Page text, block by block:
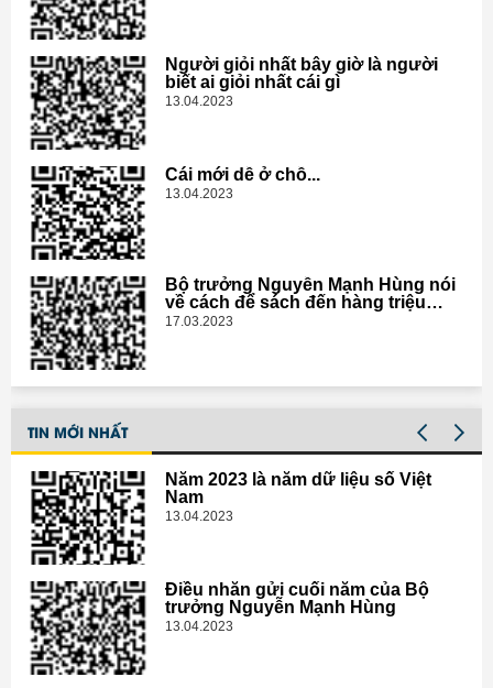
Người giỏi nhất bây giờ là người
biết ai giỏi nhất cái gì
13.04.2023
Cái mới dễ ở chỗ...
13.04.2023
Bộ trưởng Nguyễn Mạnh Hùng nói
về cách để sách đến hàng triệu
người
17.03.2023
TIN MỚI NHẤT
Năm 2023 là năm dữ liệu số Việt
Nam
13.04.2023
Điều nhắn gửi cuối năm của Bộ
trưởng Nguyễn Mạnh Hùng
13.04.2023